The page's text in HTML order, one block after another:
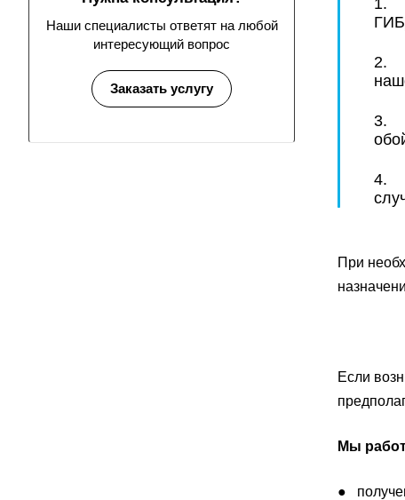
2.
3.
4.
При
Если
Мы
●
Наши специалисты ответят на любой
интересующий вопрос
Заказать услугу